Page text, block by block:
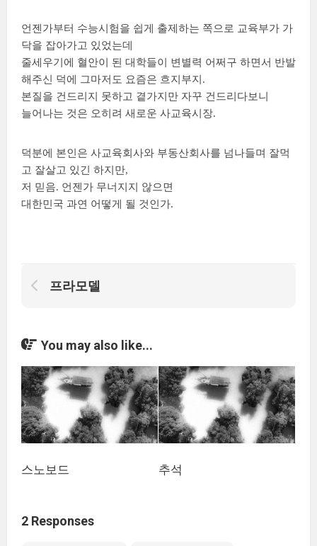
언젠가부터 수능시험을 쉽게 출제하는 쪽으로 교육부가 가
닥을 잡아가고 있었는데
줄세우기에 혈안이 된 대학들이 변별력 어쩌구 하면서 반발
해주신 덕에 그마저도 요즘은 흐지부지.
본질을 건드리지 못하고 곁가지만 자꾸 건드리다보니
늘어나는 것은 오히려 새로운 사교육시장.
덕분에 본인은 사교육회사와 부동산회사를 넘나들며 잘먹
고 잘살고 있긴 하지만,
저 믿음. 언젠가 무너지지 않으면
대한민국 과연 어떻게 될 것인가.
프라모델
You may also like...
스노보드 추석
2 Responses